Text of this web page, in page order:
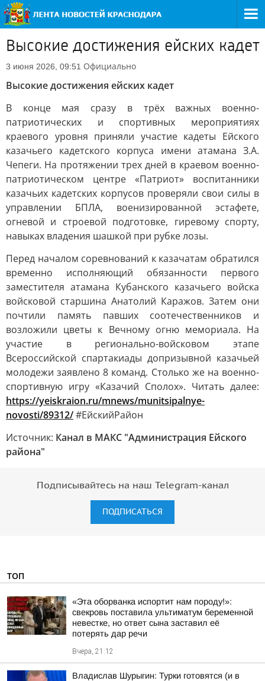
Высокие достижения ейских кадет
3 июня 2026, 09:51 Официально
Высокие достижения ейских кадет
В конце мая сразу в трёх важных военно-
патриотических и спортивных мероприятиях
краевого уровня приняли участие кадеты Ейского
казачьего кадетского корпуса имени атамана З.А.
Чепеги. На протяжении трех дней в краевом военно-
патриотическом центре «Патриот» воспитанники
казачьих кадетских корпусов проверяли свои силы в
управлении БПЛА, военизированной эстафете,
огневой и строевой подготовке, гиревому спорту,
навыках владения шашкой при рубке лозы.
Перед началом соревнований к казачатам обратился
временно исполняющий обязанности первого
заместителя атамана Кубанского казачьего войска
войсковой старшина Анатолий Каражов. Затем они
почтили память павших соотечественников и
возложили цветы к Вечному огню мемориала. На
участие в регионально-войсковом этапе
Всероссийской спартакиады допризывной казачьей
молодежи заявлено 8 команд. Столько же на военно-
спортивную игру «Казачий Сполох». Читать далее:
https://yeiskraion.ru/mnews/munitsipalnye-
novosti/89312/#ЕйскийРайон
Источник: Канал в МАКС "Администрация Ейского
района"
Подписывайтесь на наш Telegram-канал
ПОДПИСАТЬСЯ
ТОП
«Эта оборванка испортит нам породу!»:
свекровь поставила ультиматум беременной
невестке, но ответ сына заставил её
потерять дар речи
Вчера, 21:12
Владислав Шурыгин: Турки готовятся (и в